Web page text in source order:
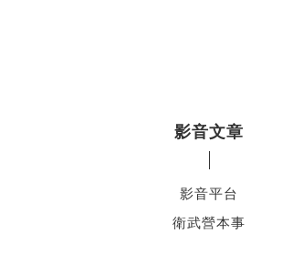
影音文章
影音平台
衛武營本事